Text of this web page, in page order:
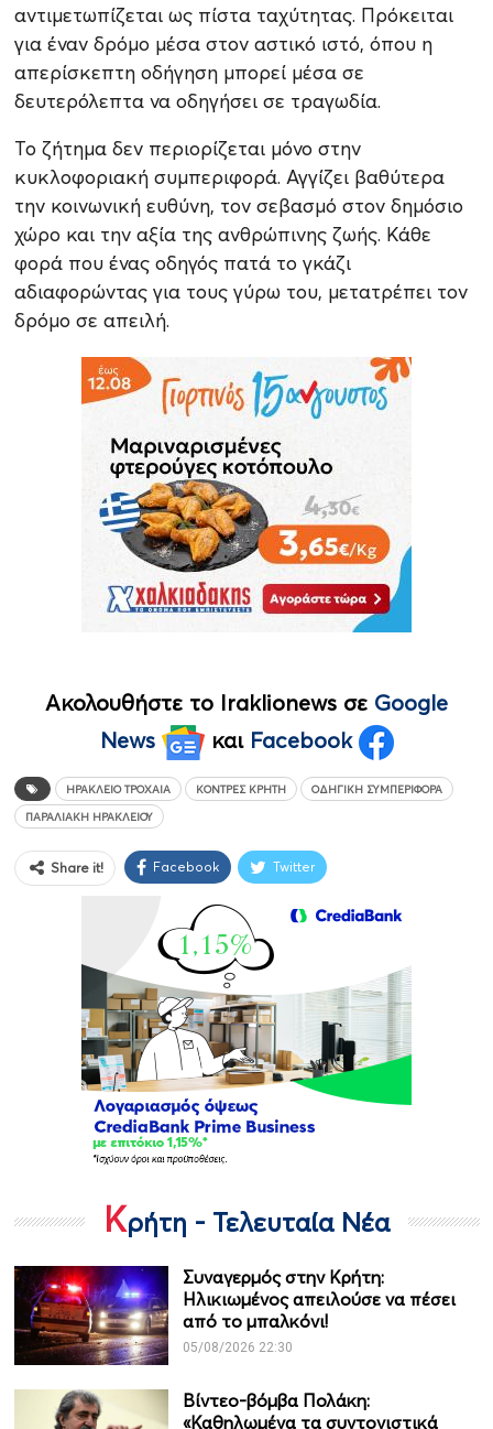
αντιμετωπίζεται ως πίστα ταχύτητας. Πρόκειται
για έναν δρόμο μέσα στον αστικό ιστό, όπου η
απερίσκεπτη οδήγηση μπορεί μέσα σε
δευτερόλεπτα να οδηγήσει σε τραγωδία.
Το ζήτημα δεν περιορίζεται μόνο στην
κυκλοφοριακή συμπεριφορά. Αγγίζει βαθύτερα
την κοινωνική ευθύνη, τον σεβασμό στον δημόσιο
χώρο και την αξία της ανθρώπινης ζωής. Κάθε
φορά που ένας οδηγός πατά το γκάζι
αδιαφορώντας για τους γύρω του, μετατρέπει τον
δρόμο σε απειλή.
Ακολουθήστε το Iraklionews σε Google
News
και Facebook
ΗΡΆΚΛΕΙΟ ΤΡΟΧΑΊΑ ΚΌΝΤΡΕΣ ΚΡΉΤΗ ΟΔΗΓΙΚΉ ΣΥΜΠΕΡΙΦΟΡΆ
ΠΑΡΑΛΙΑΚΉ ΗΡΑΚΛΕΊΟΥ
Share it! Facebook Twitter
Κρήτη - Τελευταία Νέα
Συναγερμός στην Κρήτη:
Ηλικιωμένος απειλούσε να πέσει
από το μπαλκόνι!
05/08/2026 22:30
Βίντεο-βόμβα Πολάκη:
«Καθηλωμένα τα συντονιστικά